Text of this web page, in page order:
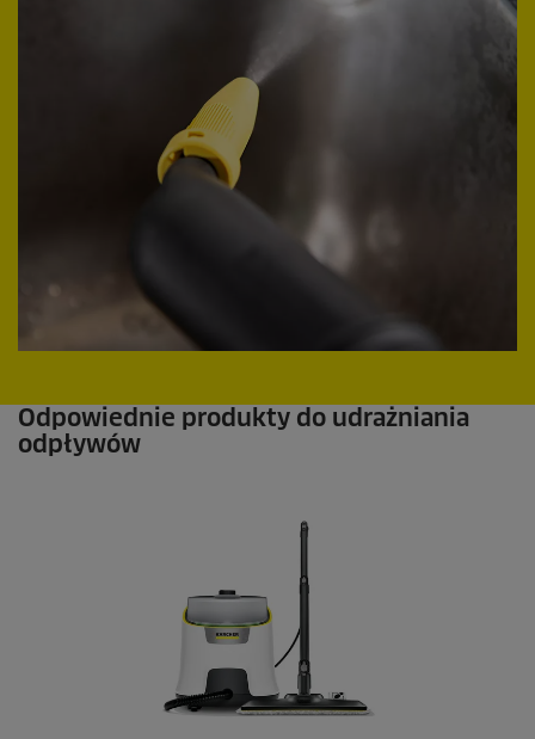
Odpowiednie produkty do udrażniania
odpływów